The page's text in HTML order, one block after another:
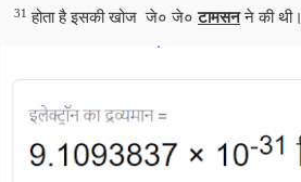
31 होता है इसकी खोज जे० जे०टामसनने की